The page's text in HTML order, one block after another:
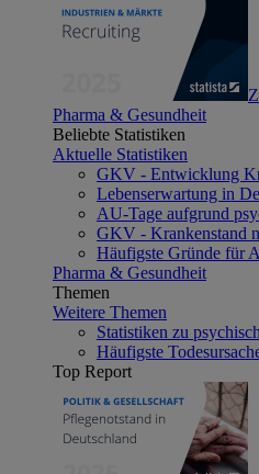
Pharma & Gesundheit
Beliebte Statistiken
Aktuelle Statistiken
GKV - Entwicklung
Lebenserwartung in
AU-Tage aufgrund
GKV - Krankenstand
Häufigste Gründe für
Pharma & Gesundheit
Themen
Weitere Themen
Statistiken zu
Häufigste
Top Report